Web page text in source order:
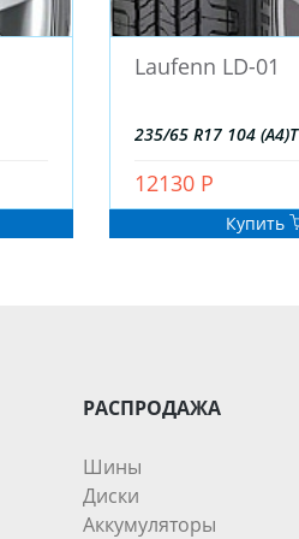
Laufenn LD-01
235/65 R17 104 (A4)T
12130 Р
Купить
РАСПРОДАЖА
Шины
Диски
Аккумуляторы